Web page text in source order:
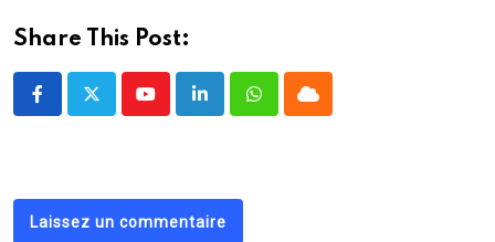
Share This Post:
YoutubeLinkedInWhatsappCloud
Laissez un commentaire